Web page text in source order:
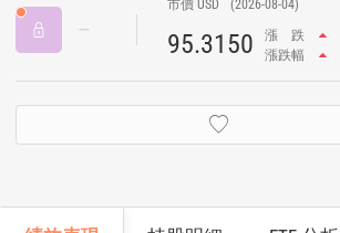
市價 USD (2026-08-04)
95.3150 漲 跌
漲跌幅